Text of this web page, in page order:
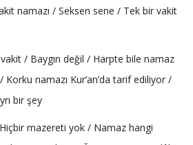
namazı / Seksen sene / Tek bir vakit
/ Baygın değil / Harpte bile namaz
namazı Kur’an’da tarif ediliyor /
bir şey
mazereti yok / Namaz hangi